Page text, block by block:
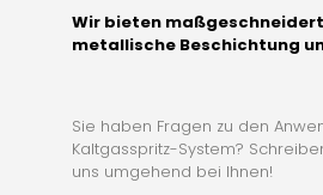
Wir bieten
metallische Beschichtung
Sie haben Fragen zu den
Kaltgasspritz-System?
uns umgehend bei Ihnen!